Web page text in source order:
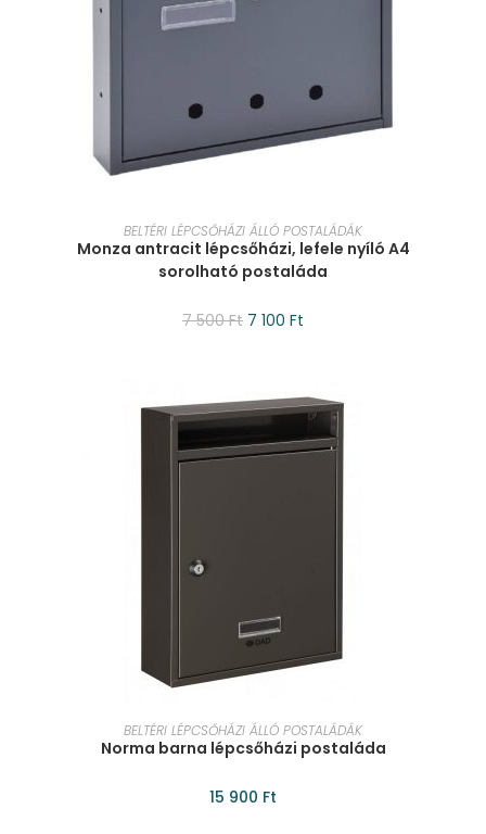
KOSÁRBA TESZEM
BELTÉRI LÉPCSŐHÁZI ÁLLÓ POSTALÁDÁK
Monza antracit lépcsőházi, lefele nyíló A4
sorolható postaláda
7 500Ft 7 100 Ft
KOSÁRBA TESZEM
BELTÉRI LÉPCSŐHÁZI ÁLLÓ POSTALÁDÁK
Norma barna lépcsőházi postaláda
15 900 Ft